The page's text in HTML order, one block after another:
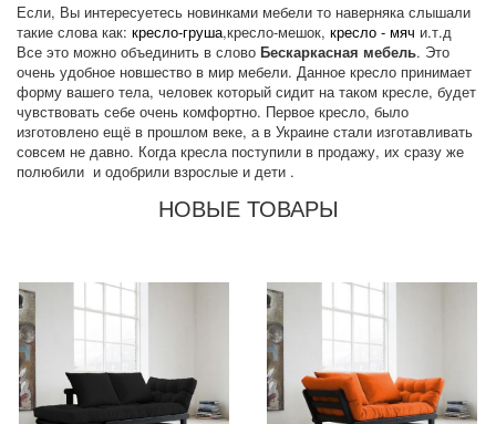
Если, Вы интересуетесь новинками мебели то наверняка слышали
такие слова как: кресло-груша,кресло-мешок, кресло - мяч и.т.д
Все это можно объединить в слово Бескаркасная мебель. Это
очень удобное новшество в мир мебели. Данное кресло принимает
форму вашего тела, человек который сидит на таком кресле, будет
чувствовать себе очень комфортно. Первое кресло, было
изготовлено ещё в прошлом веке, а в Украине стали изготавливать
совсем не давно. Когда кресла поступили в продажу, их сразу же
полюбили и одобрили взрослые и дети .
НОВЫЕ ТОВАРЫ